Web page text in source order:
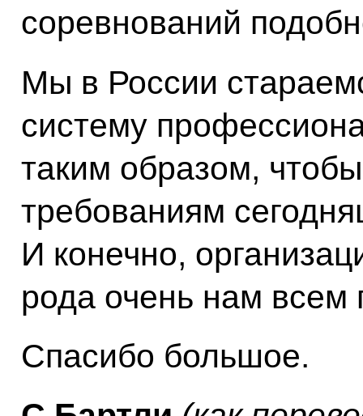
соревнований
Мы в России
систему
таким образом,
требованиям
И конечно,
рода очень нам всем
Спасибо большое.